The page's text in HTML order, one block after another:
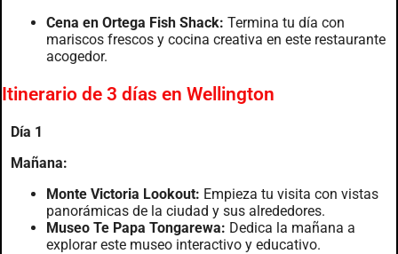
Cena en Ortega Fish Shack: Termina tu día con
mariscos frescos y cocina creativa en este restaurante
acogedor.
Itinerario de 3 días en Wellington
Día 1
Mañana:
Monte Victoria Lookout: Empieza tu visita con vistas
panorámicas de la ciudad y sus alrededores.
Museo Te Papa Tongarewa: Dedica la mañana a
explorar este museo interactivo y educativo.